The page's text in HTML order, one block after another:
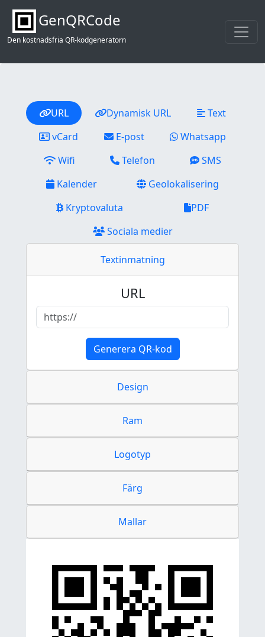
GenQRCode
Den kostnadsfria QR-kodgeneratorn
URL Dynamisk URL
Text
vCard
E-post
Whatsapp
Wifi
Telefon
SMS
Kalender
Geolokalisering
Kryptovaluta
PDF
Sociala medier
Textinmatning
URL
Generera QR-kod
Design
Ram
Logotyp
Färg
Mallar